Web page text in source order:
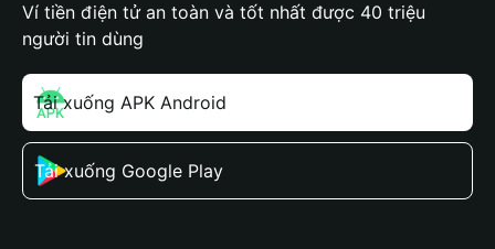
Ví tiền điện tử an toàn và tốt nhất được 40 triệu
người tin dùng
Tải xuống APK Android
Tải xuống Google Play